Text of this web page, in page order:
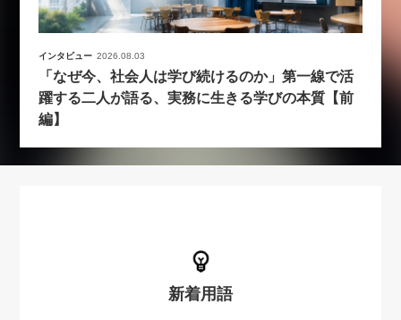
インタビュー 2026.08.03
「なぜ今、社会人は学び続けるのか」第一線で活
躍する二人が語る、実務に生きる学びの本質【前
編】
新着用語